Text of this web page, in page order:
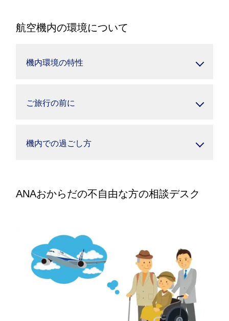
航空機内の環境について
機内環境の特性
ご旅行の前に
機内での過ごし方
ANAおからだの不自由な方の相談デスク